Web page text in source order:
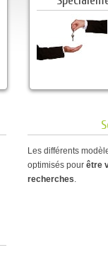
Les différents
optimisés pour être
recherches.